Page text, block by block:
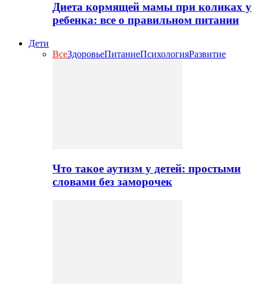
Диета кормящей мамы при коликах у
ребенка: все о правильном питании
Дети
ВсеЗдоровьеПитаниеПсихологияРазвитие
Что такое аутизм у детей: простыми
словами без заморочек